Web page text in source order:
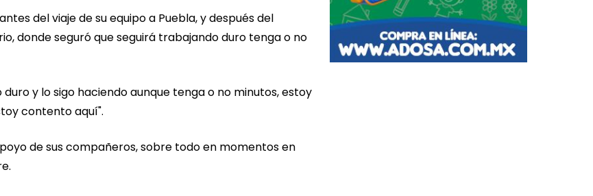
del viaje de su equipo a Puebla, y después del
donde seguró que seguirá trabajando duro tenga o no
y lo sigo haciendo aunque tenga o no minutos, estoy
contento aquí".
de sus compañeros, sobre todo en momentos en